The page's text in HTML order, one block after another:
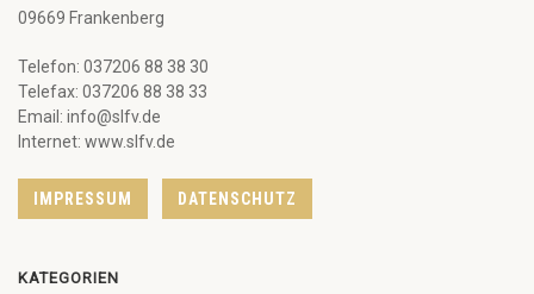
09669 Frankenberg
Telefon: 037206 88 38 30
Telefax: 037206 88 38 33
Email: info@slfv.de
Internet: www.slfv.de
IMPRESSUM DATENSCHUTZ
KATEGORIEN